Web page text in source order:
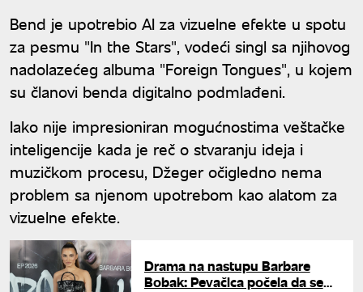
Bend je upotrebio AI za vizuelne efekte u spotu
za pesmu "In the Stars", vodeći singl sa njihovog
nadolazećeg albuma "Foreign Tongues", u kojem
su članovi benda digitalno podmlađeni.
Iako nije impresioniran mogućnostima veštačke
inteligencije kada je reč o stvaranju ideja i
muzičkom procesu, Džeger očigledno nema
problem sa njenom upotrebom kao alatom za
vizuelne efekte.
Drama na nastupu Barbare
Bobak: Pevačica počela da se